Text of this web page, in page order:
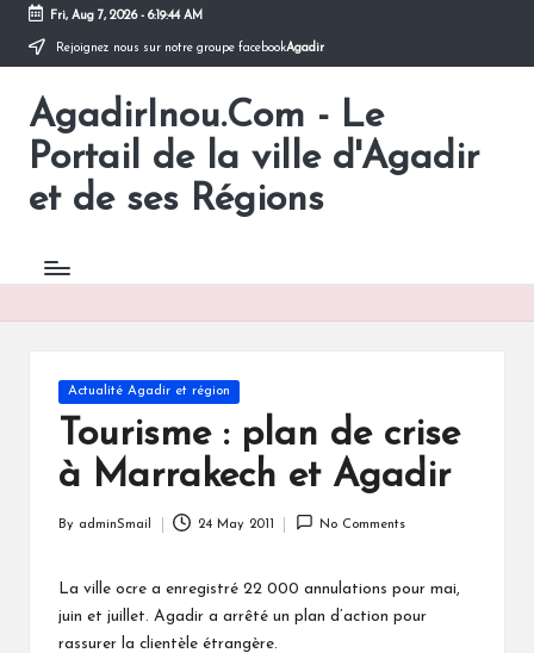
Skip
content
Fri, Aug 7, 2026- 6:19:44 AM
Rejoignez nous sur notre groupe facebookAgadir
AgadirInou.Com - Le
Portail de la ville d'Agadir
et de ses Régions
Toute
l'actualité
ville
en
un
Posted
in
Actualité Agadir et région
Tourisme : plan de crise
à Marrakech et Agadir
By adminSmail 24 May 2011 No Comments
La ville ocre a enregistré 22 000 annulations pour mai,
juin et juillet. Agadir a arrêté un plan d’action pour
rassurer la clientèle étrangère.